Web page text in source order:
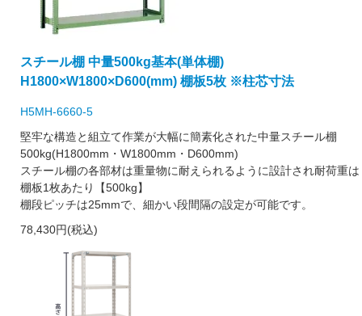
スチール棚 中量500kg基本(単体棚)
H1800×W1800×D600(mm) 棚板5枚 ※柱芯寸法
H5MH-6660-5
堅牢な構造と組立て作業が大幅に簡素化された中量スチール棚
500kg(H1800mm・W1800mm・D600mm)
スチール棚の各部材は重量物に耐えられるように設計され耐荷重は
棚板1枚あたり【500kg】
棚段ピッチは25mmで、細かい段間隔の設定が可能です。
78,430円(税込)